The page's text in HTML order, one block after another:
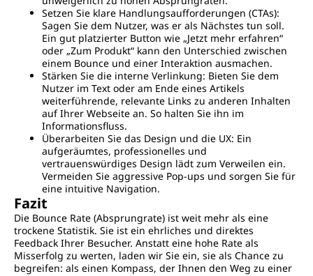
Setzen Sie klare Handlungsaufforderungen (CTAs):
Sagen Sie dem Nutzer, was er als Nächstes tun soll.
Ein gut platzierter Button wie „Jetzt mehr erfahren“
oder „Zum Produkt“ kann den Unterschied zwischen
einem Bounce und einer Interaktion ausmachen.
Stärken Sie die interne Verlinkung: Bieten Sie dem
Nutzer im Text oder am Ende eines Artikels
weiterführende, relevante Links zu anderen Inhalten
auf Ihrer Webseite an. So halten Sie ihn im
Informationsfluss.
Überarbeiten Sie das Design und die UX: Ein
aufgeräumtes, professionelles und
vertrauenswürdiges Design lädt zum Verweilen ein.
Vermeiden Sie aggressive Pop-ups und sorgen Sie für
eine intuitive Navigation.
Fazit
Die Bounce Rate (Absprungrate) ist weit mehr als eine
trockene Statistik. Sie ist ein ehrliches und direktes
Feedback Ihrer Besucher. Anstatt eine hohe Rate als
Misserfolg zu werten, laden wir Sie ein, sie als Chance zu
begreifen: als einen Kompass, der Ihnen den Weg zu einer